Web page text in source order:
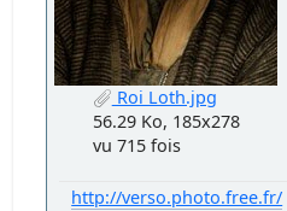
Roi Loth.jpg
56.29 Ko, 185x278
vu 715 fois
http://verso.photo.free.fr/